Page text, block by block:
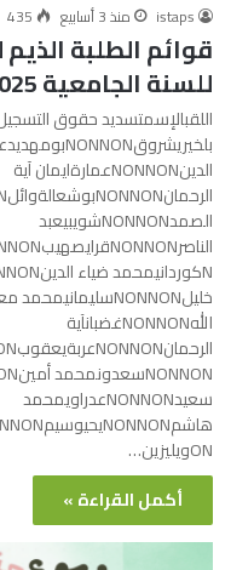
istaps منذ 3 أسابيع 435
قوائم الطلبة
للسنة الجامعية 2025-2026
اللقبالإسمتسديد حقوق
الدينNONNONعمارةايمان آية
الصمدNONNONشويبيعبد
اللهNONNONغضبانآية
سعيدNONNONعدراويمحمد
ONويليزين…
أكمل القراءة »